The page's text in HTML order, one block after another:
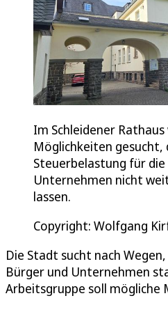
Im Schleidener Rathaus
Möglichkeiten gesucht,
Steuerbelastung für
Unternehmen nicht
lassen.
Copyright: Wolfgang
Die Stadt sucht nach
Bürger und Unternehmen
Arbeitsgruppe soll mögliche